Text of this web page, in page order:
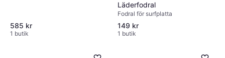
585 kr
1 butik
Läderfodral
Fodral för surfplatta
149 kr
1 butik